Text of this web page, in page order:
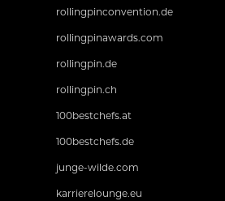
rollingpinconvention.de
rollingpinawards.com
rollingpin.de
rollingpin.ch
100bestchefs.at
100bestchefs.de
junge-wilde.com
karrierelounge.eu